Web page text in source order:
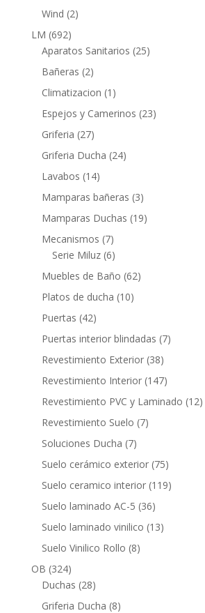
Wind 22
LM 692692
productos
Aparatos Sanitarios 2525
Bañeras 22
productos
Climatizacion 1 1
producto
Espejos y Camerinos 2323
Griferia 2727
productos
Griferia Ducha 2424
Lavabos 1414
productos
Mamparas bañeras 33
productos
Mamparas Duchas 1919
Mecanismos 77
productos
Serie Miluz 66
productos
Muebles de Baño 6262
Platos de ducha 1010
Puertas 4242
productos
Puertas interior blindadas 77
Revestimiento Exterior 3838
productos
Revestimiento Interior 147147
productos
Revestimiento PVC y Laminado 1212
Revestimiento Suelo 77
Soluciones Ducha 77
productos
Suelo cerámico exterior 7575
productos
Suelo ceramico interior 119119
Suelo laminado AC-5 3636
productos
Suelo laminado vinilico 1313
Suelo Vinilico Rollo 88
OB 324324
productos
Duchas 2828
productos
Griferia Ducha 88